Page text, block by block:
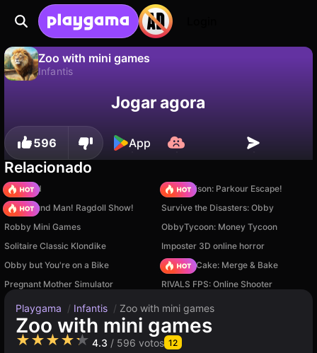
Zoo with mini games
Infantis
Salve o progresso!Jogar agora
596 App
Relacionado
TB World
Barry Prison: Parkour Escape!
Playground Man! Ragdoll Show!
Survive the Disasters: Obby
Robby Mini Games
ObbyTycoon: Money Tycoon
Solitaire Classic Klondike
Imposter 3D online horror
Obby but You're on a Bike
Piece of Cake: Merge & Bake
Pregnant Mother Simulator
RIVALS FPS: Online Shooter
Playgama / Infantis / Zoo with mini games
Zoo with mini games
★★★★★ 4.3 / 596 votos 12